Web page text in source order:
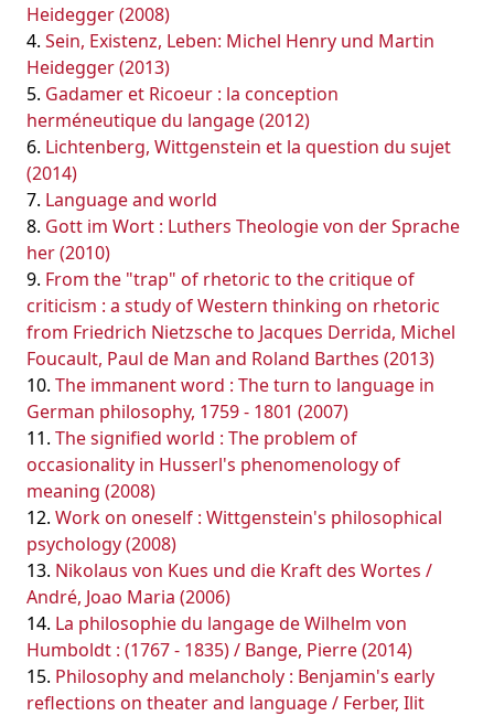
Heidegger (2008)
Sein, Existenz, Leben: Michel Henry und Martin
Heidegger (2013)
Gadamer et Ricoeur : la conception
herméneutique du langage (2012)
Lichtenberg, Wittgenstein et la question du sujet
(2014)
Language and world
Gott im Wort : Luthers Theologie von der Sprache
her (2010)
From the "trap" of rhetoric to the critique of
criticism : a study of Western thinking on rhetoric
from Friedrich Nietzsche to Jacques Derrida, Michel
Foucault, Paul de Man and Roland Barthes (2013)
The immanent word : The turn to language in
German philosophy, 1759 - 1801 (2007)
The signified world : The problem of
occasionality in Husserl's phenomenology of
meaning (2008)
Work on oneself : Wittgenstein's philosophical
psychology (2008)
Nikolaus von Kues und die Kraft des Wortes /
André, Joao Maria (2006)
La philosophie du langage de Wilhelm von
Humboldt : (1767 - 1835) / Bange, Pierre (2014)
Philosophy and melancholy : Benjamin's early
reflections on theater and language / Ferber, Ilit